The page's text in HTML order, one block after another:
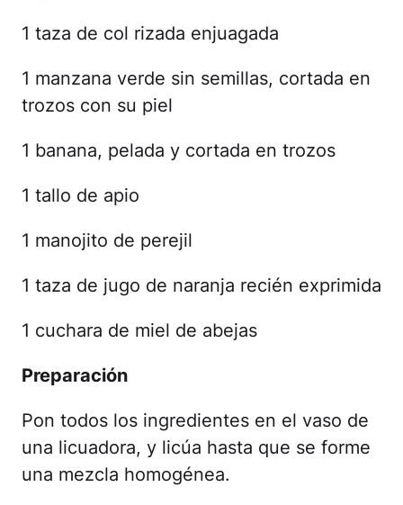
1 taza de col rizada enjuagada
1 manzana verde sin semillas, cortada en
trozos con su piel
1 banana, pelada y cortada en trozos
1 tallo de apio
1 manojito de perejil
1 taza de jugo de naranja recién exprimida
1 cuchara de miel de abejas
Preparación
Pon todos los ingredientes en el vaso de
una licuadora, y licúa hasta que se forme
una mezcla homogénea.